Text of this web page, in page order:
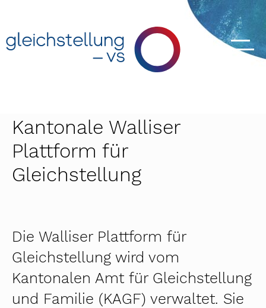
Kantonale Walliser
Plattform für
Gleichstellung
Die Walliser Plattform für
Gleichstellung wird vom
Kantonalen Amt für Gleichstellung
und Familie (KAGF) verwaltet. Sie